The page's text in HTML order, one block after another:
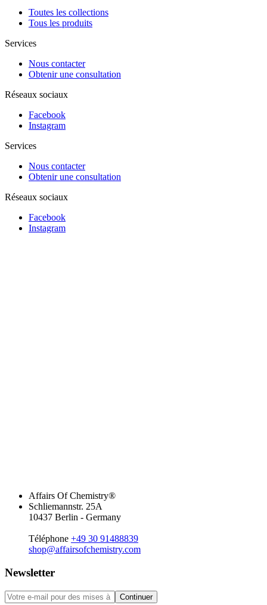
Toutes les collections
Tous les produits
Services
Nous contacter
Obtenir une consultation
Réseaux sociaux
Facebook
Instagram
Services
Nous contacter
Obtenir une consultation
Réseaux sociaux
Facebook
Instagram
Affairs Of Chemistry®
Schliemannstr. 25A
10437 Berlin - Germany
Téléphone +49 30 91488839
shop@affairsofchemistry.com
Newsletter
Continuer